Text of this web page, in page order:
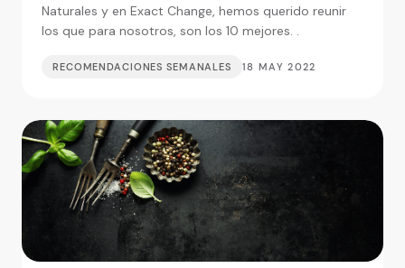
Naturales y en Exact Change, hemos querido reunir
los que para nosotros, son los 10 mejores. .
RECOMENDACIONES SEMANALES 18 MAY 2022